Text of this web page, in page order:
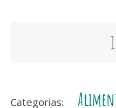
Fish
Categorias: